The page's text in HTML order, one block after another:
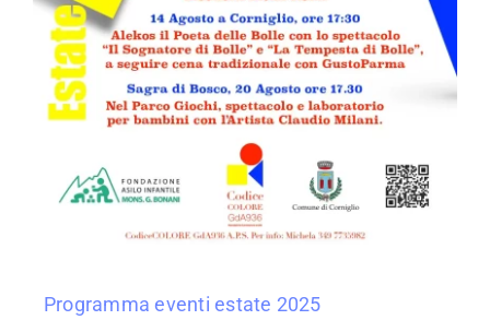
Programma eventi estate 2025